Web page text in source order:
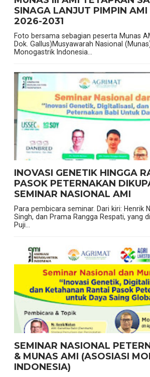
SINAGA LANJUT PIMPIN AMI
2026-2031
Foto bersama sebagian peserta Munas
Dok. Gallus)Musyawarah Nasional
Monogastrik Indonesia...
INOVASI GENETIK HINGGA
PASOK PETERNAKAN
SEMINAR NASIONAL AMI
Para pembicara seminar. Dari kiri: Henrik
Singh, dan Prama Rangga Respati, yang
Puji...
SEMINAR NASIONAL
& MUNAS AMI (ASOSIASI
INDONESIA)